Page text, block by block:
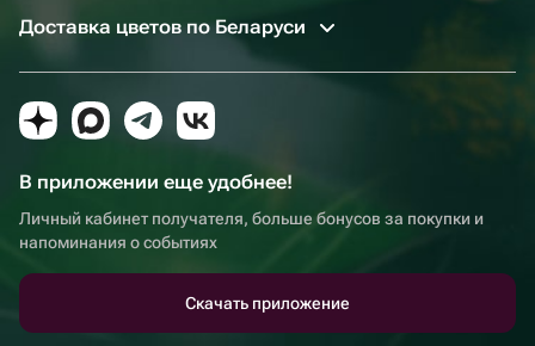
Доставка цветов по Беларуси
В приложении еще удобнее!
Личный кабинет получателя, больше бонусов за покупки и
напоминания о событиях
Скачать приложение